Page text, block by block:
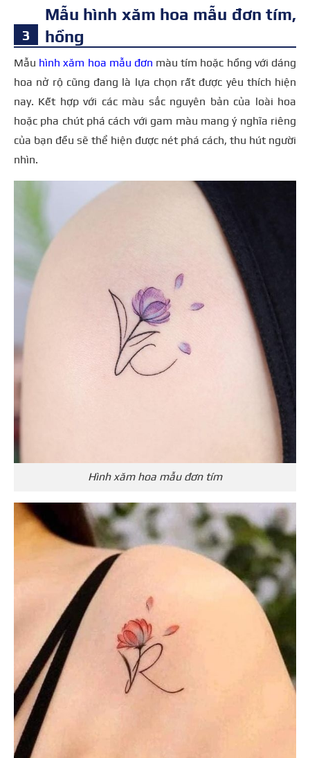
Mẫu hình xăm hoa mẫu đơn tím,
hồng
Mẫu hình xăm hoa mẫu đơn màu tím hoặc hồng với dáng
hoa nở rộ cũng đang là lựa chọn rất được yêu thích hiện
nay. Kết hợp với các màu sắc nguyên bản của loài hoa
hoặc pha chút phá cách với gam màu mang ý nghĩa riêng
của bạn đều sẽ thể hiện được nét phá cách, thu hút người
nhìn.
Hình xăm hoa mẫu đơn tím